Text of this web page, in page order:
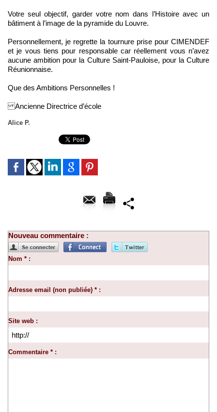
Votre seul objectif, garder votre nom dans l’Histoire avec un
bâtiment à l’image de la pyramide du Louvre.
Personnellement, je regrette la tournure prise pour CIMENDEF
et je vous tiens pour responsable car réellement vous n’avez
aucune ambition pour la Culture Saint-Pauloise, pour la Culture
Réunionnaise.
Que des Ambitions Personnelles !
Ancienne Directrice d’école
Alice P.
Nouveau commentaire :
Nom * :
Adresse email (non publiée) * :
Site web :
Commentaire * :